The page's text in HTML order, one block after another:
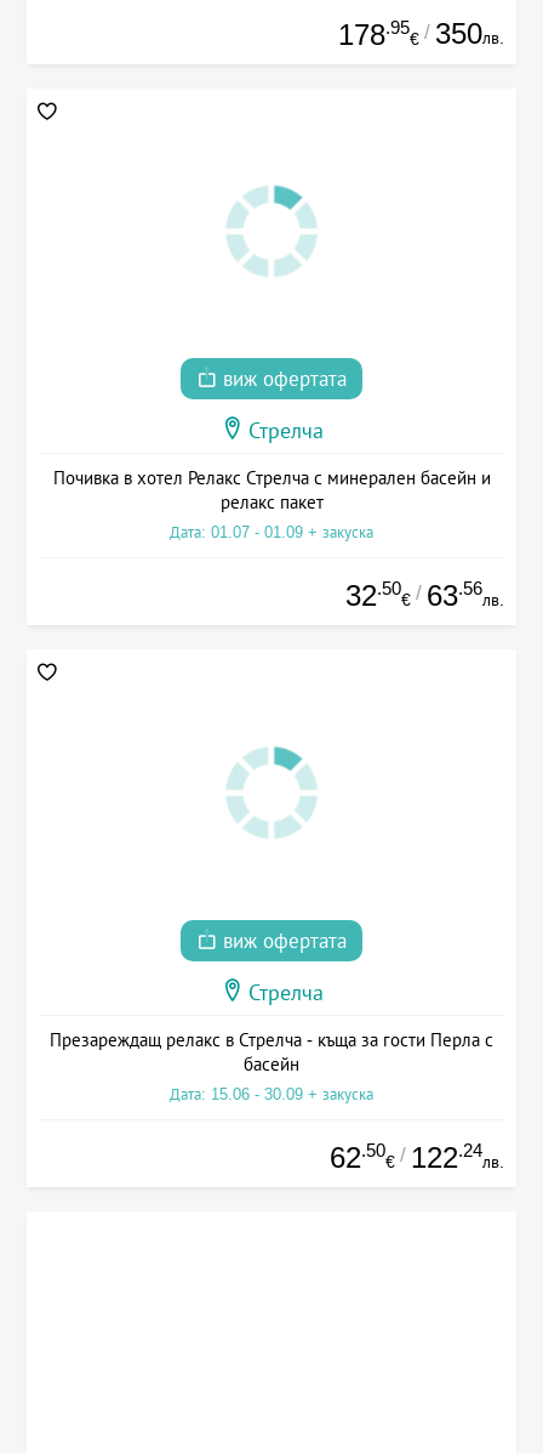
178.95
€ / 350лв.
виж офертата
Стрелча
Почивка в хотел Релакс Стрелча с минерален басейн и
релакс пакет
Дата: 01.07 - 01.09 + закуска
32.50
€ / 63.56
лв.
виж офертата
Стрелча
Презареждащ релакс в Стрелча - къща за гости Перла с
басейн
Дата: 15.06 - 30.09 + закуска
62.50
€ / 122.24
лв.